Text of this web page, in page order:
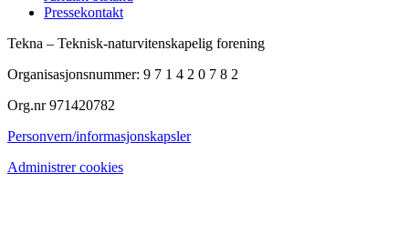
Pressekontakt
Tekna – Teknisk-naturvitenskapelig forening
Organisasjonsnummer: 9 7 1 4 2 0 7 8 2
Org.nr 971420782
Personvern/informasjonskapsler
Administrer cookies